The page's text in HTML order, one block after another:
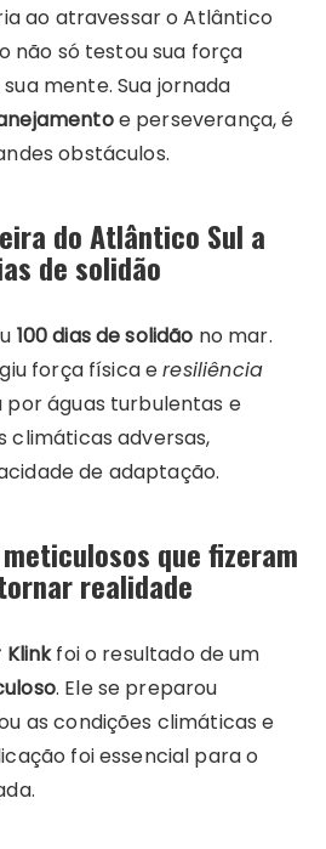
ao atravessar o Atlântico
não só testou sua força
mente. Sua jornada
e perseverança, é
obstáculos.
do Atlântico Sul a
de solidão
100 dias de solidão no mar.
força física eresiliência
por águas turbulentas e
climáticas adversas,
de adaptação.
que fizeram
realidade
foi o resultado de um
. Ele se preparou
as condições climáticas e
foi essencial para o